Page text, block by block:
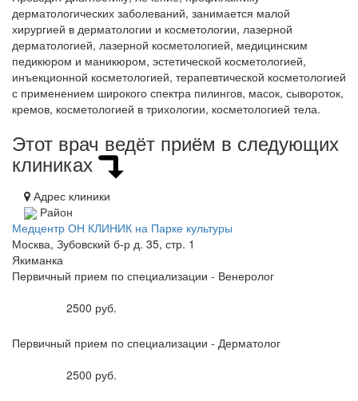
дерматологических заболеваний, занимается малой
хирургией в дерматологии и косметологии, лазерной
дерматологией, лазерной косметологией, медицинским
педикюром и маникюром, эстетической косметологией,
инъекционной косметологией, терапевтической косметологией
с применением широкого спектра пилингов, масок, сывороток,
кремов, косметологией в трихологии, косметологией тела.
Этот врач ведёт приём в следующих
клиниках
Адрес клиники
Район
Медцентр ОН КЛИНИК на Парке культуры
Москва, Зубовский б-р д. 35, стр. 1
Якиманка
Первичный прием по специализации - Венеролог
2500 руб.
Первичный прием по специализации - Дерматолог
2500 руб.